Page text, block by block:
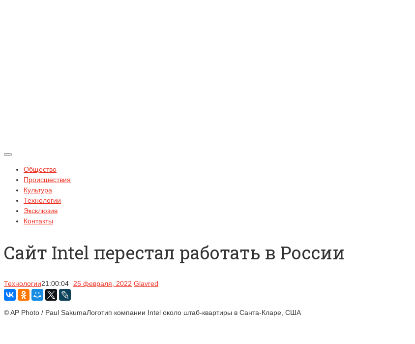
Общество
Происшествия
Культура
Технологии
Эксклюзив
Контакты
Сайт Intel перестал работать в России
Технологии21:00:04 25 февраля, 2022 Glavred
© AP Photo / Paul SakumaЛоготип компании Intel около штаб-квартиры в Санта-Кларе, США